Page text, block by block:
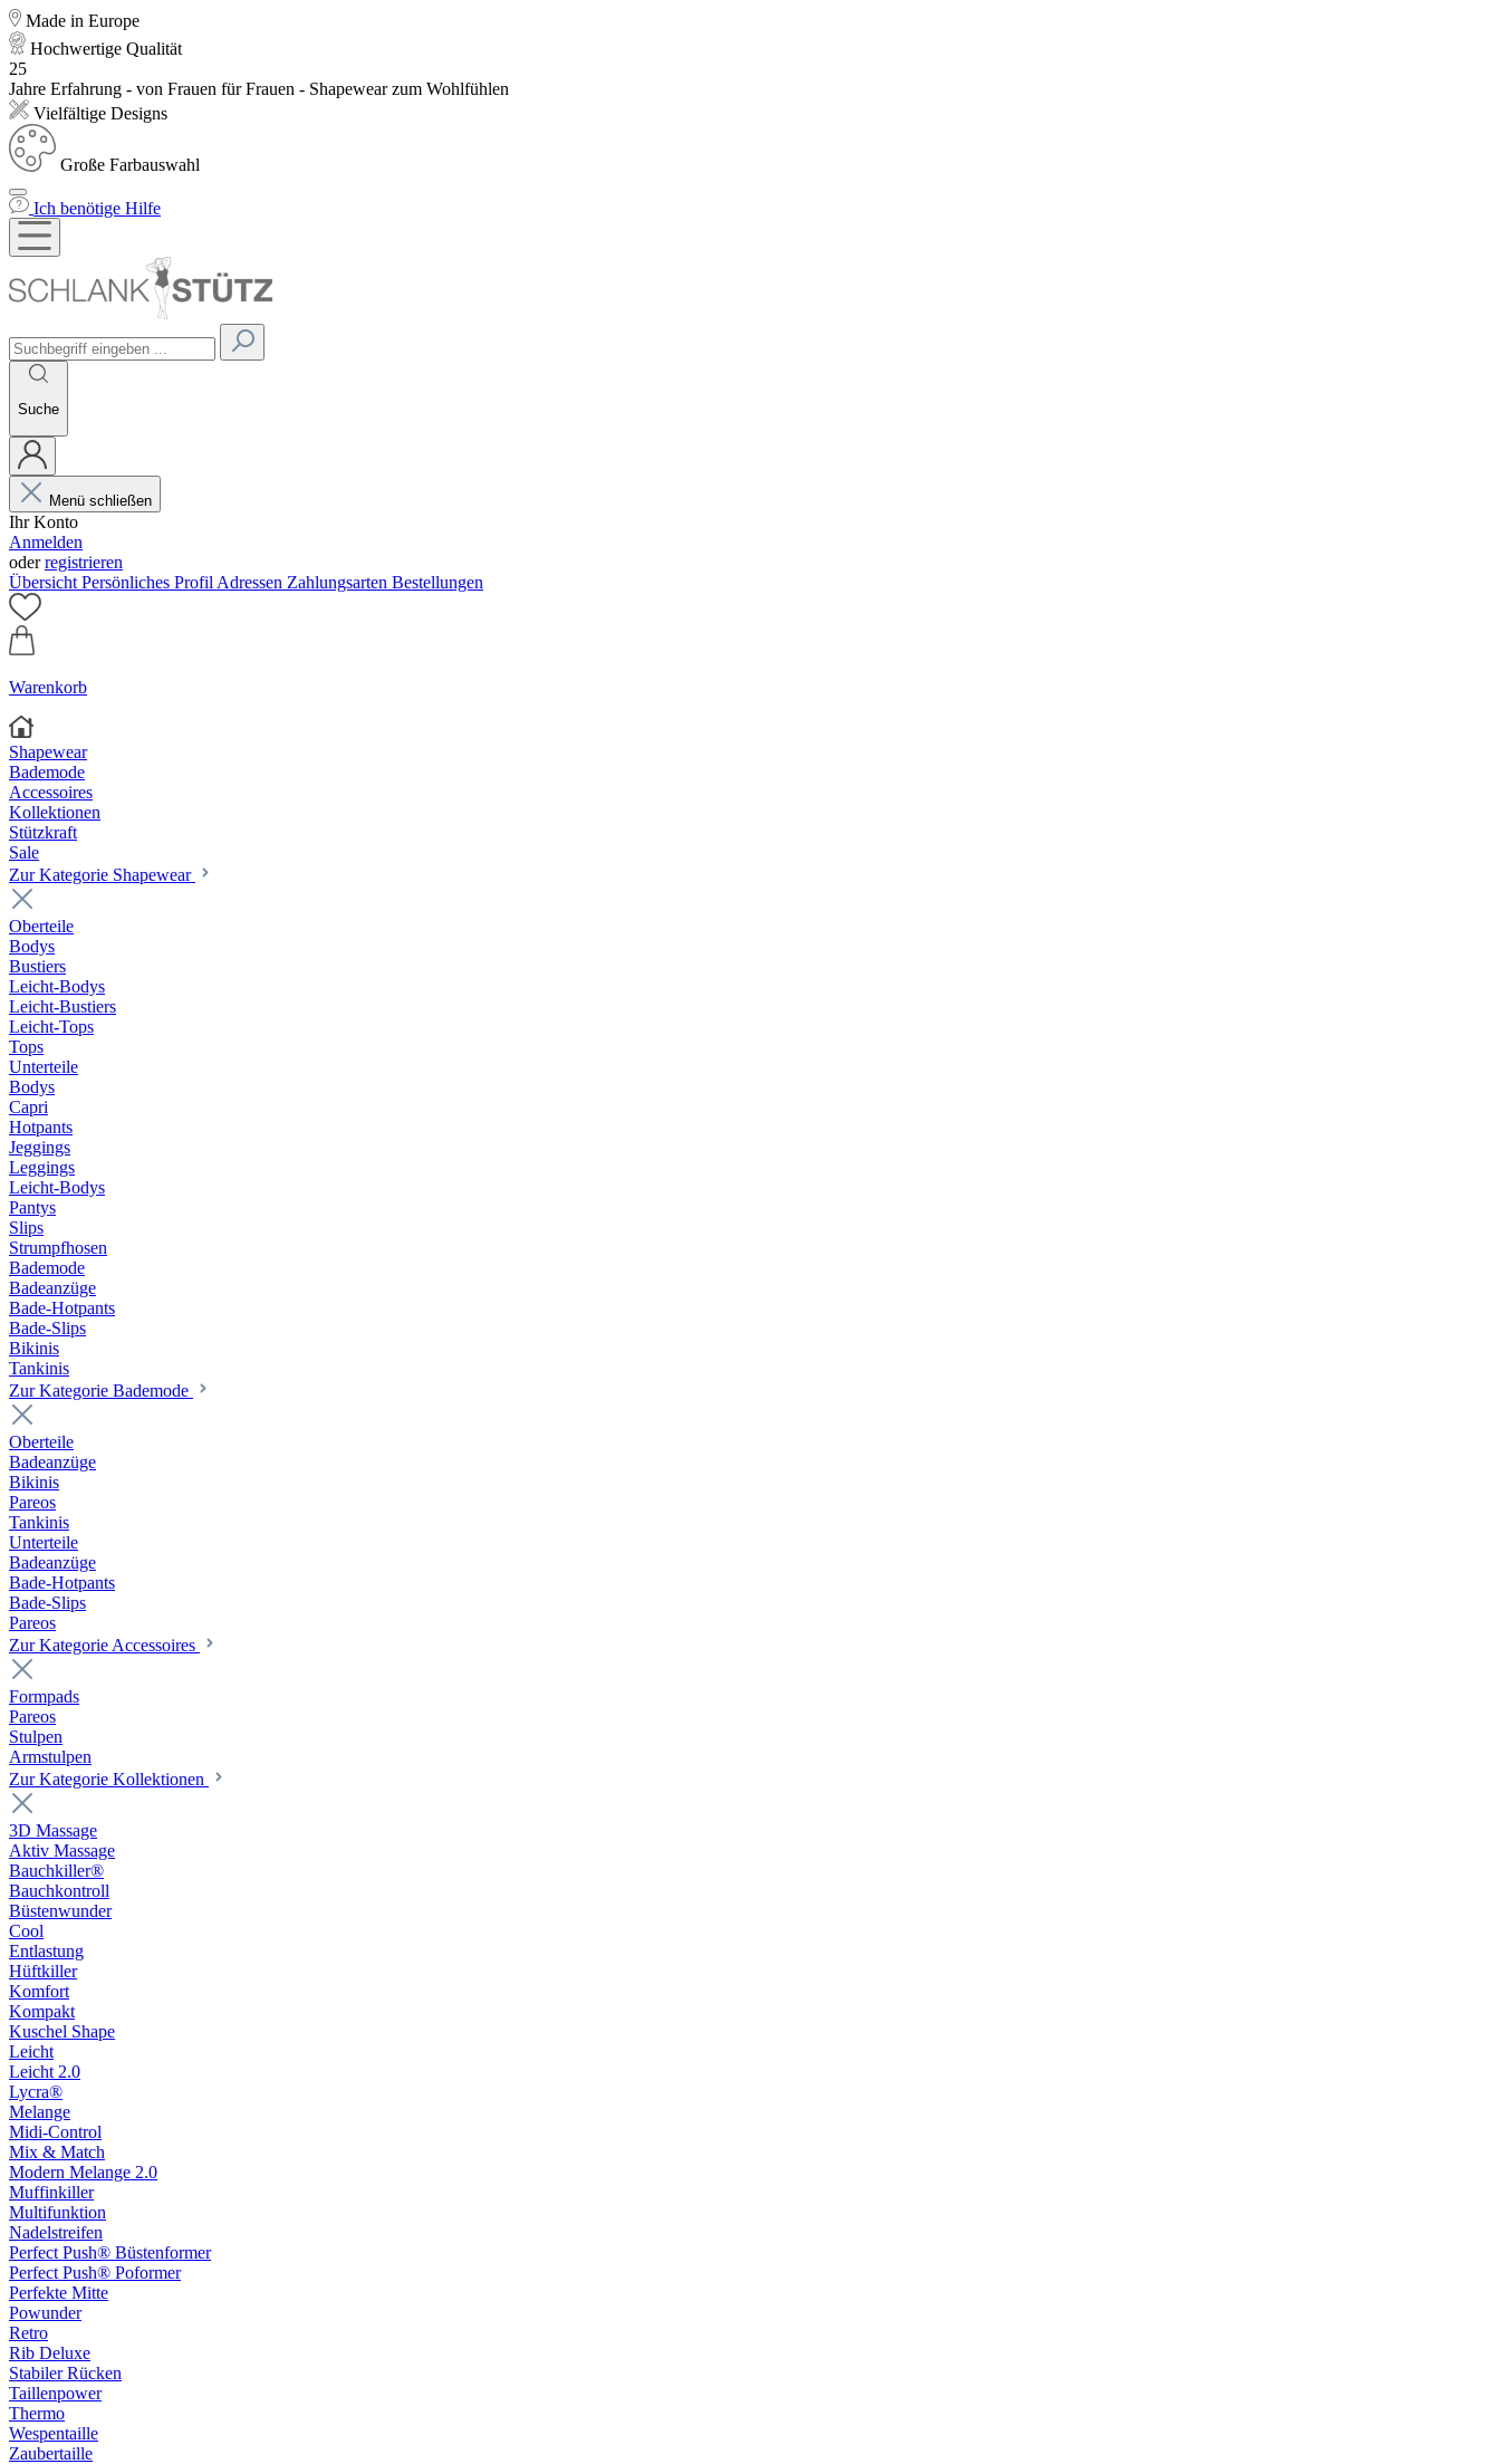
Made in Europe
Hochwertige Qualität
25
Jahre Erfahrung - von Frauen für Frauen - Shapewear zum Wohlfühlen
Vielfältige Designs
Große Farbauswahl
Ich benötige Hilfe
Suche
Menü schließen
Ihr Konto
Anmelden
oderregistrieren
Übersicht Persönliches Profil Adressen Zahlungsarten Bestellungen
Warenkorb
Shapewear
Bademode
Accessoires
Kollektionen
Stützkraft
Sale
Zur Kategorie Shapewear
Oberteile
Bodys
Bustiers
Leicht-Bodys
Leicht-Bustiers
Leicht-Tops
Tops
Unterteile
Bodys
Capri
Hotpants
Jeggings
Leggings
Leicht-Bodys
Pantys
Slips
Strumpfhosen
Bademode
Badeanzüge
Bade-Hotpants
Bade-Slips
Bikinis
Tankinis
Zur Kategorie Bademode
Oberteile
Badeanzüge
Bikinis
Pareos
Tankinis
Unterteile
Badeanzüge
Bade-Hotpants
Bade-Slips
Pareos
Zur Kategorie Accessoires
Formpads
Pareos
Stulpen
Armstulpen
Zur Kategorie Kollektionen
3D Massage
Aktiv Massage
Bauchkiller®
Bauchkontroll
Büstenwunder
Cool
Entlastung
Hüftkiller
Komfort
Kompakt
Kuschel Shape
Leicht
Leicht 2.0
Lycra®
Melange
Midi-Control
Mix & Match
Modern Melange 2.0
Muffinkiller
Multifunktion
Nadelstreifen
Perfect Push® Büstenformer
Perfect Push® Poformer
Perfekte Mitte
Powunder
Retro
Rib Deluxe
Stabiler Rücken
Taillenpower
Thermo
Wespentaille
Zaubertaille